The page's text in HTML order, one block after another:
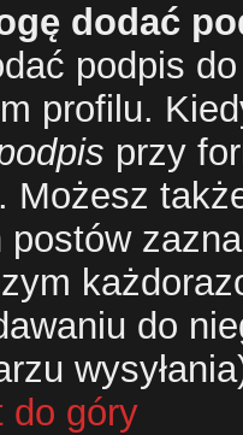
dodać
podpis
profilu.
przy
Możesz
postów
do
do góry